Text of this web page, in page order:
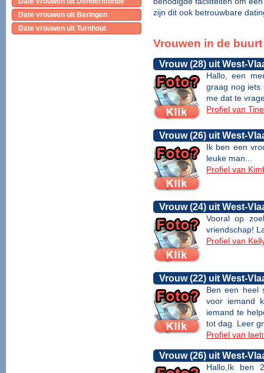
Date vrouwen uit Beringen
Date vrouwen uit Turnhout
zijn dit ook betrouwbare
Vrouwen in de
Vrouw (28) uit West-
Hallo, een
graag nog iets
me dat te
Profiel van
Vrouw (26) uit West-
Ik ben een
leuke man...
Profiel van
Vrouw (24) uit West-
Vooral op
vriendschap!
Profiel van
Vrouw (22) uit West-
Ben een heel
voor iemand
iemand te
tot dag. Leer
Profiel van
Vrouw (26) uit West-
Hallo,Ik ben